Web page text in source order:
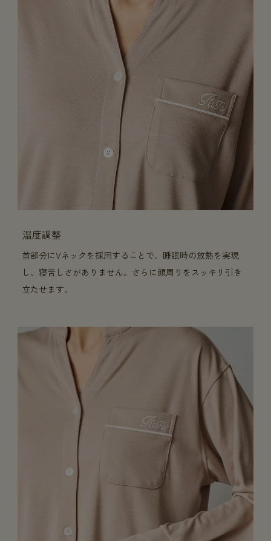
温度調整
首部分にVネックを採用することで、睡眠時の放熱を実現
し、寝苦しさがありません。さらに顔周りをスッキリ引き
立たせます。